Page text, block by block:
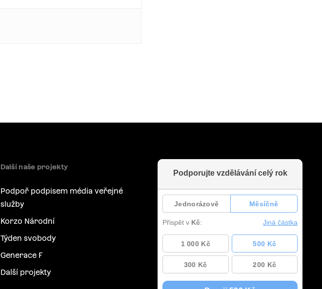
Další naše projekty
Podpoř podpisem média veřejné
služby
Korzo Národní
Týden svobody
Generace F
Další projekty